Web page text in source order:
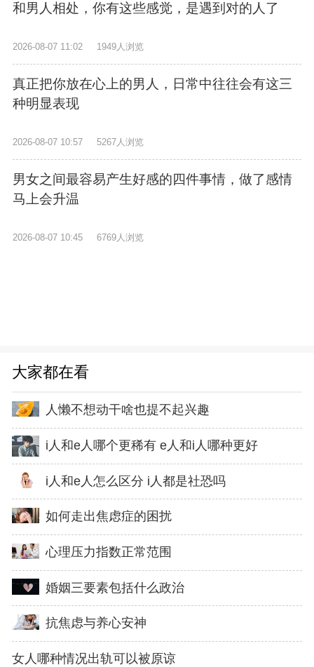
和男人相处，你有这些感觉，是遇到对的人了
2026-08-07 11:02 1949人浏览
真正把你放在心上的男人，日常中往往会有这三
种明显表现
2026-08-07 10:57 5267人浏览
男女之间最容易产生好感的四件事情，做了感情
马上会升温
2026-08-07 10:45 6769人浏览
大家都在看
人懒不想动干啥也提不起兴趣
i人和e人哪个更稀有 e人和i人哪种更好
i人和e人怎么区分 i人都是社恐吗
如何走出焦虑症的困扰
心理压力指数正常范围
婚姻三要素包括什么政治
抗焦虑与养心安神
女人哪种情况出轨可以被原谅